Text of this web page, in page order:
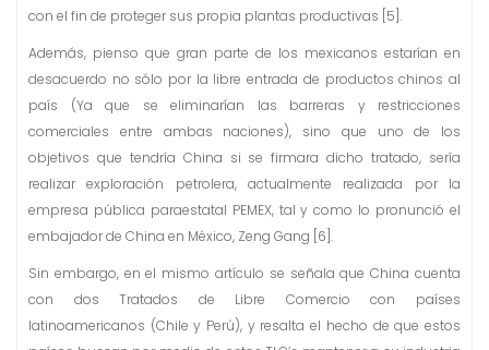
con el fin de proteger sus propia plantas productivas [5].
Además, pienso que gran parte de los mexicanos estarían en
desacuerdo no sólo por la libre entrada de productos chinos al
país (Ya que se eliminarían las barreras y restricciones
comerciales entre ambas naciones), sino que uno de los
objetivos que tendría China si se firmara dicho tratado, sería
realizar exploración petrolera, actualmente realizada por la
empresa pública paraestatal PEMEX, tal y como lo pronunció el
embajador de China en México, Zeng Gang [6].
Sin embargo, en el mismo artículo se señala que China cuenta
con dos Tratados de Libre Comercio con países
latinoamericanos (Chile y Perú), y resalta el hecho de que estos